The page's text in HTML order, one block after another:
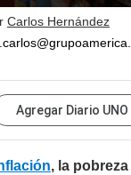
Carlos Hernández
Agregar Diario UNO
, la